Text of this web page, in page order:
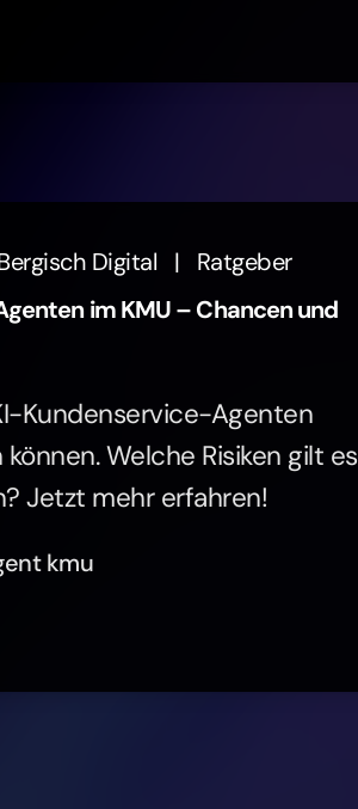
Digital |
Ratgeber
im KMU – Chancen und
Kundenservice-Agenten
Welche Risiken gilt es
Jetzt mehr erfahren!
kmu